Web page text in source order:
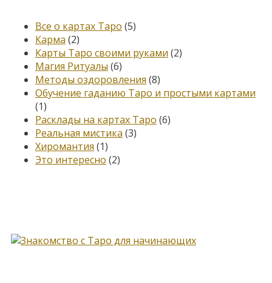
Все о картах Таро (5)
Карма (2)
Карты Таро своими руками (2)
Магия Ритуалы (6)
Методы оздоровления (8)
Обучение гаданию Таро и простыми картами
(1)
Расклады на картах Таро (6)
Реальная мистика (3)
Хиромантия (1)
Это интересно (2)